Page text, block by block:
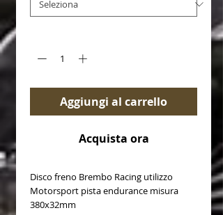
Aggiungi al carrello
Acquista ora
Disco freno Brembo Racing utilizzo
Motorsport pista endurance misura
380x32mm